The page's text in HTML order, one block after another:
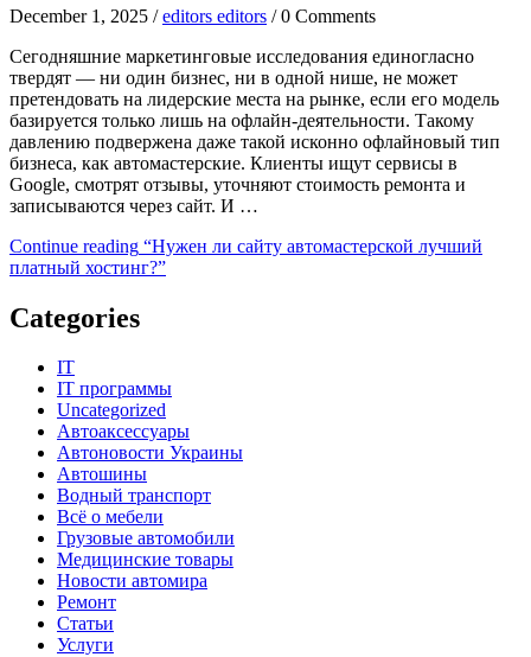
December 1, 2025 /editors editors / 0 Comments
Сегодняшние маркетинговые исследования единогласно
твердят — ни один бизнес, ни в одной нише, не может
претендовать на лидерские места на рынке, если его модель
базируется только лишь на офлайн-деятельности. Такому
давлению подвержена даже такой исконно офлайновый тип
бизнеса, как автомастерские. Клиенты ищут сервисы в
Google, смотрят отзывы, уточняют стоимость ремонта и
записываются через сайт. И …
Continue reading “Нужен ли сайту автомастерской лучший
платный хостинг?”
Categories
IT
IT программы
Uncategorized
Автоаксессуары
Автоновости Украины
Автошины
Водный транспорт
Всё о мебели
Грузовые автомобили
Медицинские товары
Новости автомира
Ремонт
Статьи
Услуги